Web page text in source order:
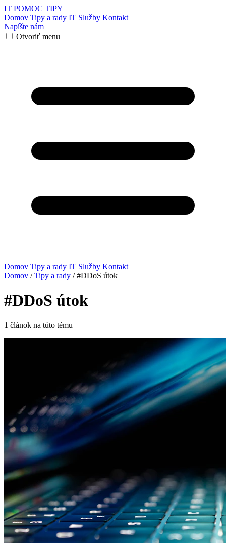
IT POMOC TIPY
Domov Tipy a rady IT Služby Kontakt
Napíšte nám
Otvoriť menu
Domov Tipy a rady IT Služby Kontakt
Domov / Tipy a rady / #DDoS útok
#DDoS útok
1 článok na túto tému